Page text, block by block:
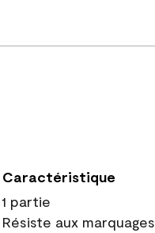
Caractéristique
1 partie
Résiste aux marquages